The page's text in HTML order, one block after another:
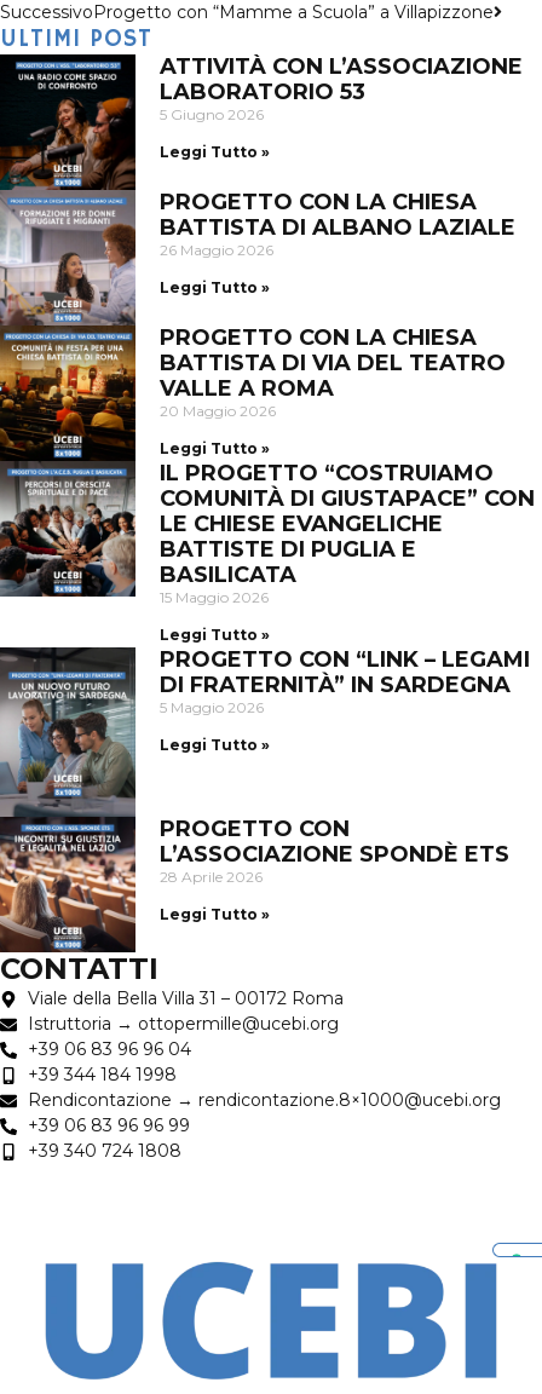
SuccessivoProgetto con “Mamme a Scuola” a Villapizzone
ULTIMI POST
ATTIVITÀ CON L’ASSOCIAZIONE
LABORATORIO 53
5 Giugno 2026
Leggi Tutto »
PROGETTO CON LA CHIESA
BATTISTA DI ALBANO LAZIALE
26 Maggio 2026
Leggi Tutto »
PROGETTO CON LA CHIESA
BATTISTA DI VIA DEL TEATRO
VALLE A ROMA
20 Maggio 2026
Leggi Tutto »
IL PROGETTO “COSTRUIAMO
COMUNITÀ DI GIUSTAPACE” CON
LE CHIESE EVANGELICHE
BATTISTE DI PUGLIA E
BASILICATA
15 Maggio 2026
Leggi Tutto »
PROGETTO CON “LINK – LEGAMI
DI FRATERNITÀ” IN SARDEGNA
5 Maggio 2026
Leggi Tutto »
PROGETTO CON
L’ASSOCIAZIONE SPONDÈ ETS
28 Aprile 2026
Leggi Tutto »
CONTATTI
Viale della Bella Villa 31 – 00172 Roma
Istruttoria → ottopermille@ucebi.org
+39 06 83 96 96 04
+39 344 184 1998
Rendicontazione → rendicontazione.8×1000@ucebi.org
+39 06 83 96 96 99
+39 340 724 1808